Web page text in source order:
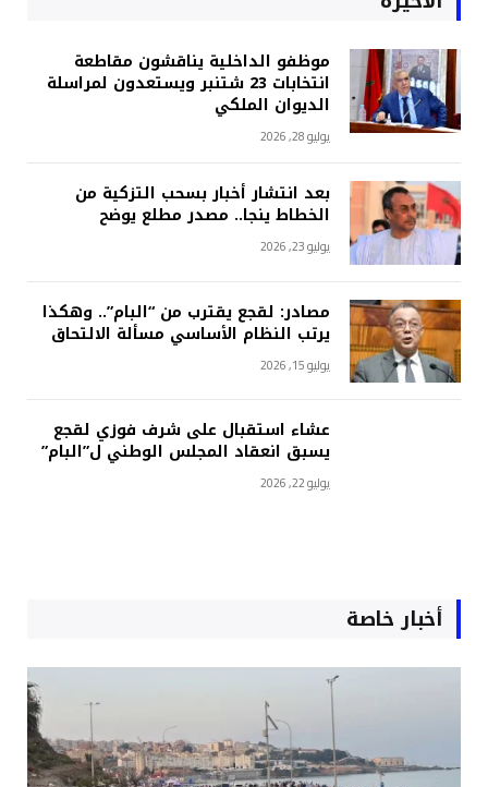
موظفو الداخلية يناقشون مقاطعة
انتخابات 23 شتنبر ويستعدون لمراسلة
الديوان الملكي
يوليو 28, 2026
بعد انتشار أخبار بسحب التزكية من
الخطاط ينجا.. مصدر مطلع يوضح
يوليو 23, 2026
مصادر: لقجع يقترب من “البام”.. وهكذا
يرتب النظام الأساسي مسألة الالتحاق
يوليو 15, 2026
عشاء استقبال على شرف فوزي لقجع
يسبق انعقاد المجلس الوطني ل”البام”
يوليو 22, 2026
أخبار خاصة